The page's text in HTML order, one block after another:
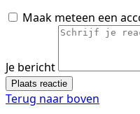
Maak meteen een
Je bericht
Plaats reactie
Terug naar boven